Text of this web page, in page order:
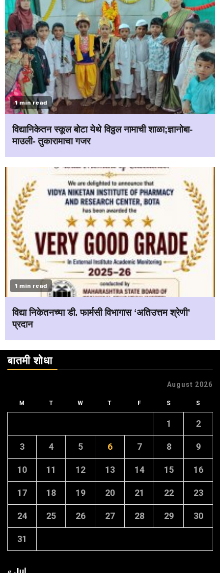
1 min read
विद्यानिकेतन स्कूल बोटा येथे विठ्ठल नामाची शाळा;ज्ञानोबा-
माउली- तुकारामाचा गजर
1 min read
विद्या निकेतनच्या डी. फार्मसी विभागास ‘अतिउत्तम श्रेणी’
प्रदान
बातमी शोधा
August 2026
M T W T F S S
1 2
3 4 5 6 7 8 9
10 11 12 13 14 15 16
17 18 19 20 21 22 23
24 25 26 27 28 29 30
31